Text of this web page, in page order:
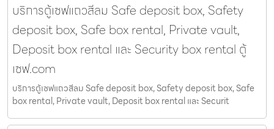
บริการตู้เซฟแถวสีลม Safe deposit box, Safety
deposit box, Safe box rental, Private vault,
Deposit box rental และ Security box rental ตู้
เซฟ.com
บริการตู้เซฟแถวสีลม Safe deposit box, Safety deposit box, Safe
box rental, Private vault, Deposit box rental และ Securit